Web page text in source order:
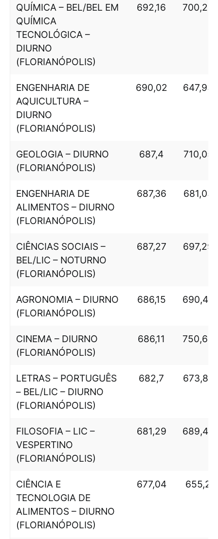
QUÍMICA – BEL/BEL EM
QUÍMICA
TECNOLÓGICA –
DIURNO
(FLORIANÓPOLIS)
692,16 700,29
ENGENHARIA DE
AQUICULTURA –
DIURNO
(FLORIANÓPOLIS)
690,02 647,93
GEOLOGIA – DIURNO
(FLORIANÓPOLIS)
687,4 710,05
ENGENHARIA DE
ALIMENTOS – DIURNO
(FLORIANÓPOLIS)
687,36 681,03
CIÊNCIAS SOCIAIS –
BEL/LIC – NOTURNO
(FLORIANÓPOLIS)
687,27 697,29
AGRONOMIA – DIURNO
(FLORIANÓPOLIS)
686,15 690,44
CINEMA – DIURNO
(FLORIANÓPOLIS)
686,11 750,64
LETRAS – PORTUGUÊS
– BEL/LIC – DIURNO
(FLORIANÓPOLIS)
682,7 673,87
FILOSOFIA – LIC –
VESPERTINO
(FLORIANÓPOLIS)
681,29 689,45
CIÊNCIA E
TECNOLOGIA DE
ALIMENTOS – DIURNO
(FLORIANÓPOLIS)
677,04 655,2